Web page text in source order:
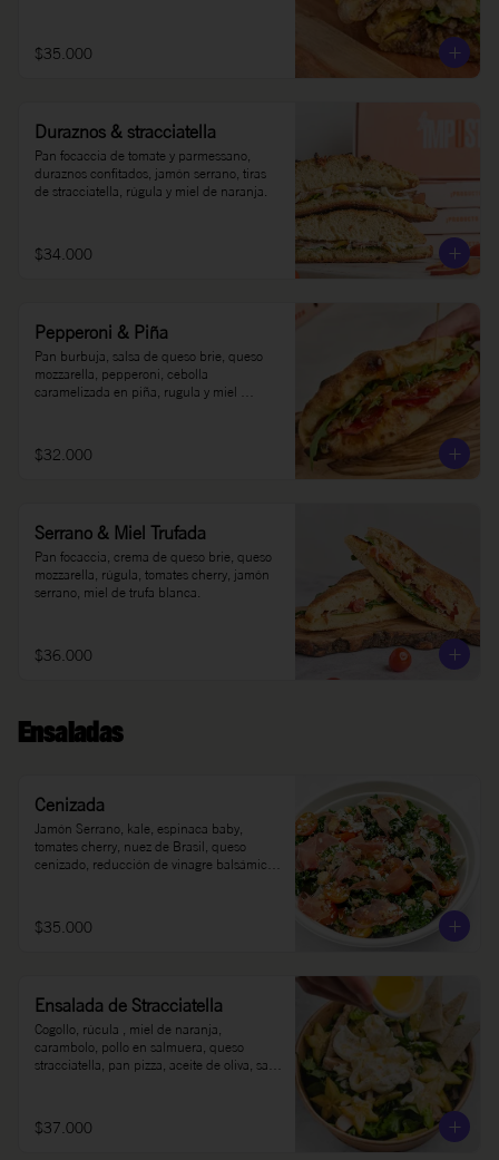
$35.000
Duraznos & stracciatella
Pan focaccia de tomate y parmessano,
duraznos confitados, jamón serrano, tiras
de stracciatella, rúgula y miel de naranja.
$34.000
Pepperoni & Piña
Pan burbuja, salsa de queso brie, queso
mozzarella, pepperoni, cebolla
caramelizada en piña, rugula y miel
$32.000
Serrano & Miel Trufada
Pan focaccia, crema de queso brie, queso
mozzarella, rúgula, tomates cherry, jamón
serrano, miel de trufa blanca.
$36.000
Ensaladas
Cenizada
Jamón Serrano, kale, espinaca baby,
tomates cherry, nuez de Brasil, queso
cenizado, reducción de vinagre balsámico,
$35.000
Ensalada de Stracciatella
Cogollo, rúcula , miel de naranja,
carambolo, pollo en salmuera, queso
stracciatella, pan pizza, aceite de oliva, sal y
$37.000